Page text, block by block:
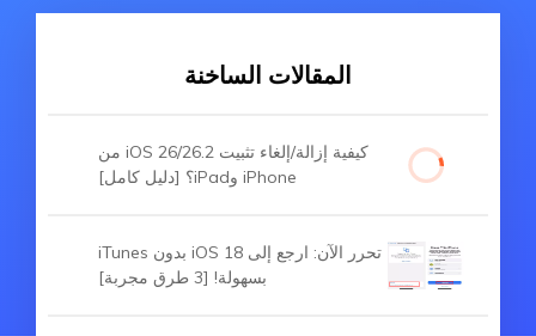
المقالات الساخنة
كيفية إزالة/إلغاء تثبيت iOS 26/26.2 من
iPhone وiPad؟ [دليل كامل]
تحرر الآن: ارجع إلى iOS 18 بدون iTunes
بسهولة! [3 طرق مجربة]